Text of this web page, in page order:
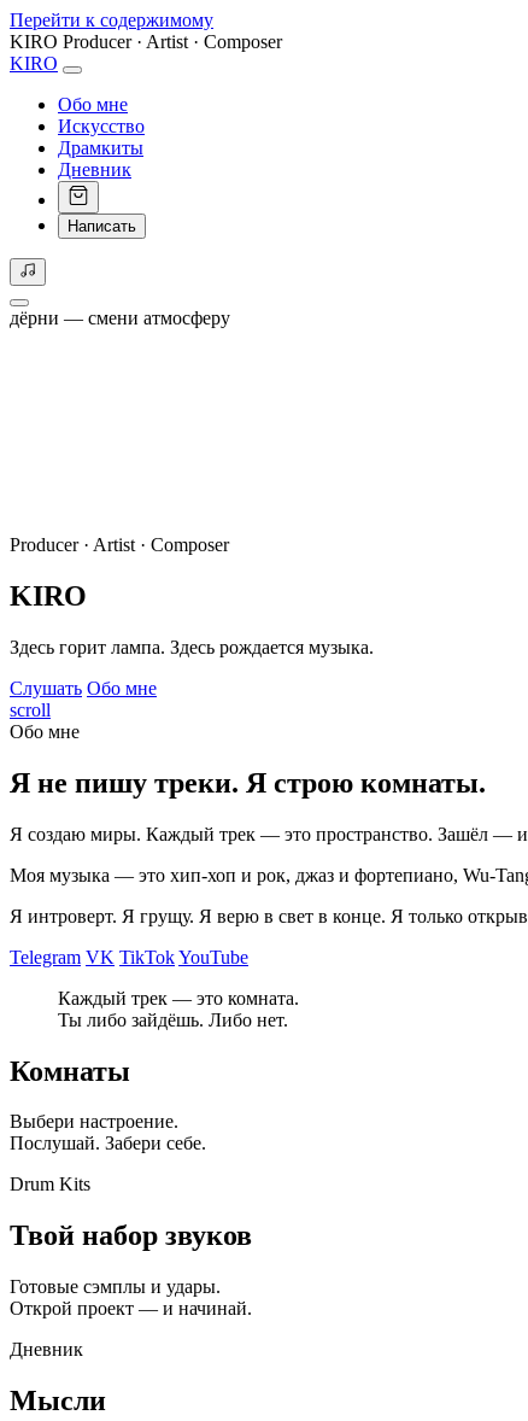
Перейти к содержимому
KIRO Producer · Artist · Composer
KIRO
Обо мне
Искусство
Драмкиты
Дневник
Написать
дёрни — смени атмосферу
Producer · Artist · Composer
KIRO
Здесь горит лампа. Здесь рождается музыка.
Слушать Обо мне
scroll
Обо мне
Я не пишу треки. Я строю комнаты.
Я создаю миры. Каждый трек — это пространство. Зашёл —
Моя музыка — это хип-хоп и рок, джаз и фортепиано, Wu-
Я интроверт. Я грущу. Я верю в свет в конце. Я только
Telegram VK TikTokYouTube
Каждый трек — это комната.
Ты либо зайдёшь. Либо нет.
Комнаты
Выбери настроение.
Послушай. Забери себе.
Drum Kits
Твой набор звуков
Готовые сэмплы и удары.
Открой проект — и начинай.
Дневник
Мысли